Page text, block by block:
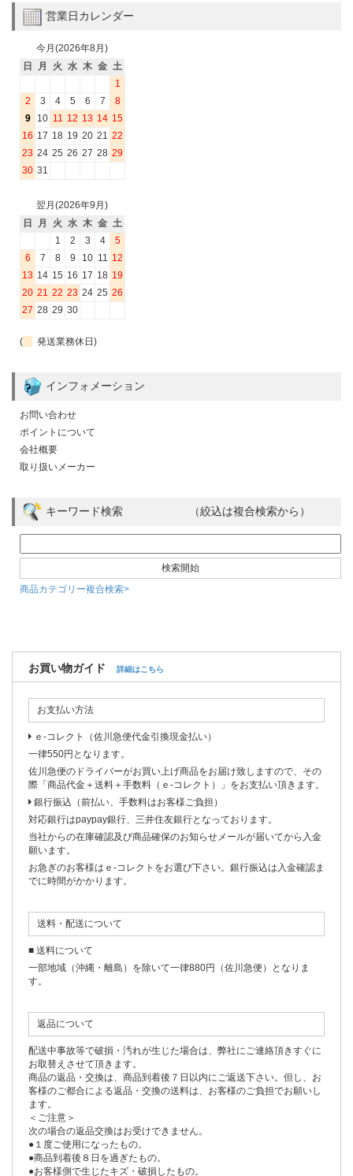
営業日カレンダー
今月(2026年8月)
日
月 火 水 木 金 土
1
2
3 4 5 6 7
8
9
10 11 12 13 14 15
16 17 18 19 20 21 22
23 24 25 26 27 28 29
30 31
翌月(2026年9月)
日
月 火 水 木 金 土
1
2 3 4
5
6
7 8 9 10 11 12
13 14 15 16 17 18 19
20 21 22 23 24 25 26
27 28 29 30
( 発送業務休日)
インフォメーション
お問い合わせ
ポイントについて
会社概要
取り扱いメーカー
キーワード検索 （絞込は複合検索から）
商品カテゴリー複合検索>
お買い物ガイド 詳細はこちら
お支払い方法
ｅ-コレクト（佐川急便代金引換現金払い）
一律550円となります。
佐川急便のドライバーがお買い上げ商品をお届け致しますので、その
際「商品代金＋送料＋手数料（ｅ-コレクト）」をお支払い頂きます。
銀行振込（前払い、手数料はお客様ご負担）
対応銀行はpaypay銀行、三井住友銀行となっております。
当社からの在庫確認及び商品確保のお知らせメールが届いてから入金
願います。
お急ぎのお客様はｅ-コレクトをお選び下さい。銀行振込は入金確認ま
でに時間がかかります。
送料・配送について
■ 送料について
一部地域（沖縄・離島）を除いて一律880円（佐川急便）となりま
す。
返品について
配送中事故等で破損・汚れが生じた場合は、弊社にご連絡頂きすぐに
お取替えさせて頂きます。
商品の返品・交換は、商品到着後７日以内にご返送下さい。但し、お
客様のご都合による返品・交換の送料は、お客様のご負担でお願いし
ます。
＜ご注意＞
次の場合の返品交換はお受けできません。
●１度ご使用になったもの。
●商品到着後８日を過ぎたもの。
●お客様側で生じたキズ・破損したもの。